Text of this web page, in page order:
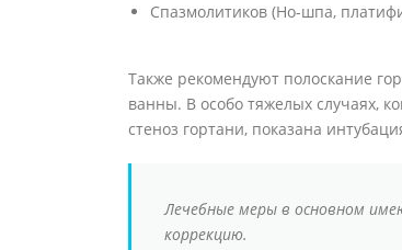
Спазмолитиков (Но-шпа,
Также рекомендуют полоскание
ванны. В особо тяжелых случаях,
стеноз гортани, показана
Лечебные меры в основном
коррекцию.